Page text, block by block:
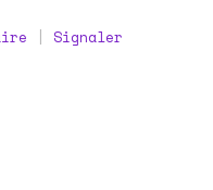
| Signaler